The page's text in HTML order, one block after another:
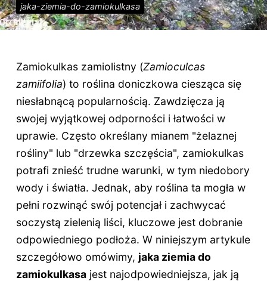
jaka-ziemia-do-zamiokulkasa
Zamiokulkas zamiolistny (Zamioculcas
zamiifolia) to roślina doniczkowa ciesząca się
niesłabnącą popularnością. Zawdzięcza ją
swojej wyjątkowej odporności i łatwości w
uprawie. Często określany mianem "żelaznej
rośliny" lub "drzewka szczęścia", zamiokulkas
potrafi znieść trudne warunki, w tym niedobory
wody i światła. Jednak, aby roślina ta mogła w
pełni rozwinąć swój potencjał i zachwycać
soczystą zielenią liści, kluczowe jest dobranie
odpowiedniego podłoża. W niniejszym artykule
szczegółowo omówimy, jaka ziemia do
zamiokulkasajest najodpowiedniejsza, jak ją